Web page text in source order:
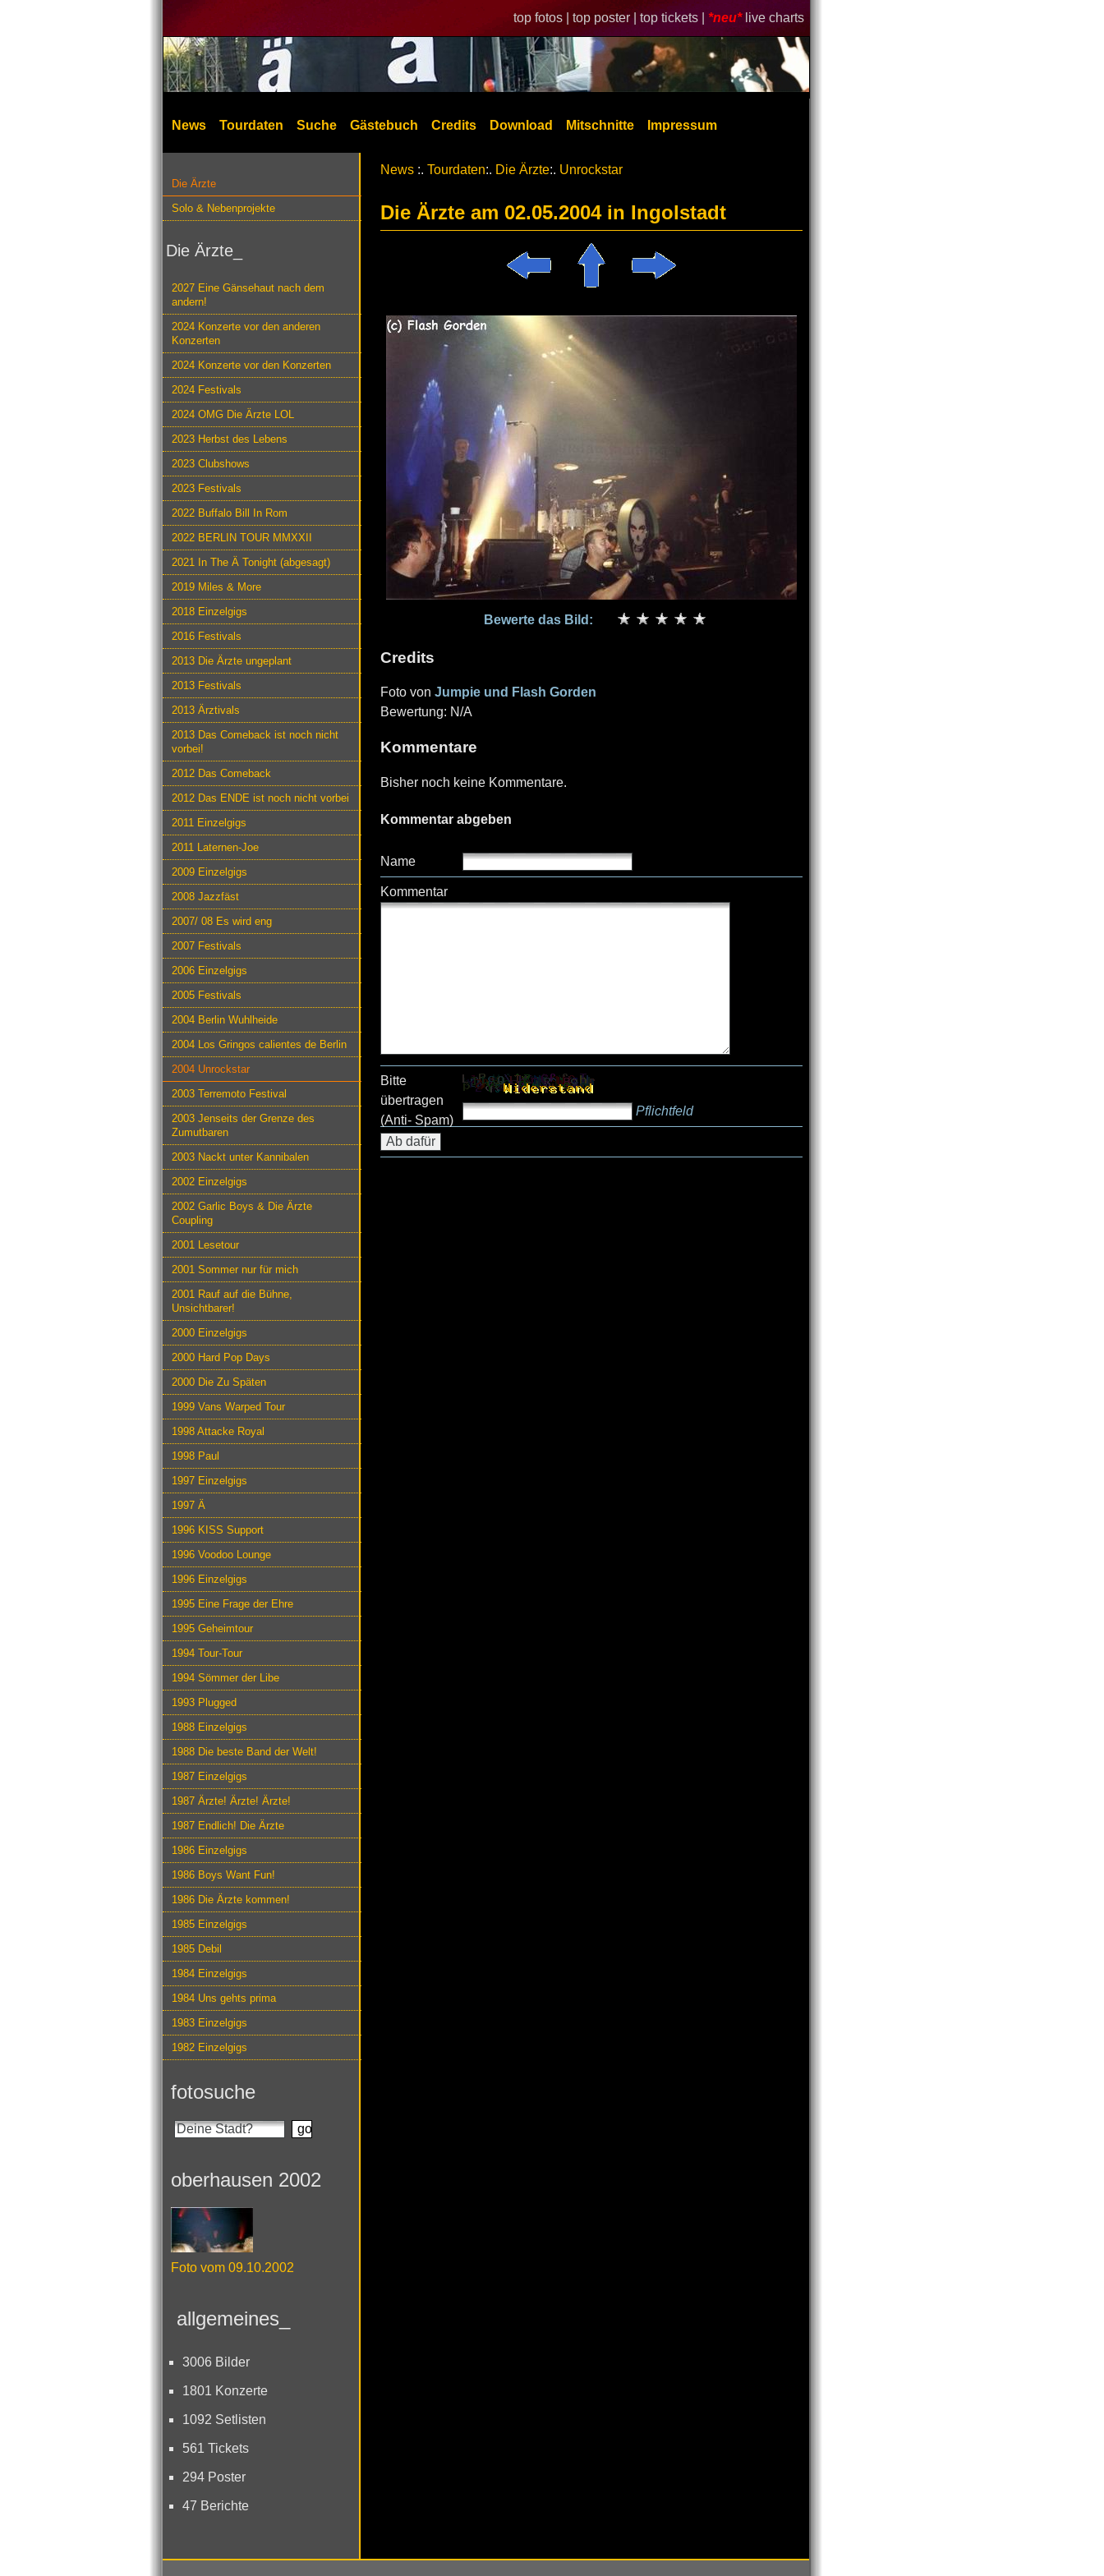
top fotos | top poster | top tickets | *neu* live charts
News Tourdaten Suche Gästebuch Credits Download Mitschnitte Impressum
Die Ärzte
Solo & Nebenprojekte
Die Ärzte_
2027 Eine Gänsehaut nach dem
andern!
2024 Konzerte vor den anderen
Konzerten
2024 Konzerte vor den Konzerten
2024 Festivals
2024 OMG Die Ärzte LOL
2023 Herbst des Lebens
2023 Clubshows
2023 Festivals
2022 Buffalo Bill In Rom
2022 BERLIN TOUR MMXXII
2021 In The Ä Tonight (abgesagt)
2019 Miles & More
2018 Einzelgigs
2016 Festivals
2013 Die Ärzte ungeplant
2013 Festivals
2013 Ärztivals
2013 Das Comeback ist noch nicht
vorbei!
2012 Das Comeback
2012 Das ENDE ist noch nicht vorbei
2011 Einzelgigs
2011 Laternen-Joe
2009 Einzelgigs
2008 Jazzfäst
2007/ 08 Es wird eng
2007 Festivals
2006 Einzelgigs
2005 Festivals
2004 Berlin Wuhlheide
2004 Los Gringos calientes de Berlin
2004 Unrockstar
2003 Terremoto Festival
2003 Jenseits der Grenze des
Zumutbaren
2003 Nackt unter Kannibalen
2002 Einzelgigs
2002 Garlic Boys & Die Ärzte
Coupling
2001 Lesetour
2001 Sommer nur für mich
2001 Rauf auf die Bühne,
Unsichtbarer!
2000 Einzelgigs
2000 Hard Pop Days
2000 Die Zu Späten
1999 Vans Warped Tour
1998 Attacke Royal
1998 Paul
1997 Einzelgigs
1997 Ä
1996 KISS Support
1996 Voodoo Lounge
1996 Einzelgigs
1995 Eine Frage der Ehre
1995 Geheimtour
1994 Tour-Tour
1994 Sömmer der Libe
1993 Plugged
1988 Einzelgigs
1988 Die beste Band der Welt!
1987 Einzelgigs
1987 Ärzte! Ärzte! Ärzte!
1987 Endlich! Die Ärzte
1986 Einzelgigs
1986 Boys Want Fun!
1986 Die Ärzte kommen!
1985 Einzelgigs
1985 Debil
1984 Einzelgigs
1984 Uns gehts prima
1983 Einzelgigs
1982 Einzelgigs
fotosuche
oberhausen 2002
Foto vom 09.10.2002
allgemeines_
3006 Bilder
1801 Konzerte
1092 Setlisten
561 Tickets
294 Poster
47 Berichte
News :. Tourdaten:. Die Ärzte:. Unrockstar
Die Ärzte am 02.05.2004 in Ingolstadt
Bewerte das Bild:
Credits
Foto von Jumpie und Flash Gorden
Bewertung: N/A
Kommentare
Bisher noch keine Kommentare.
Kommentar abgeben
Name
Kommentar
Bitte
übertragen
(Anti- Spam)
Pflichtfeld